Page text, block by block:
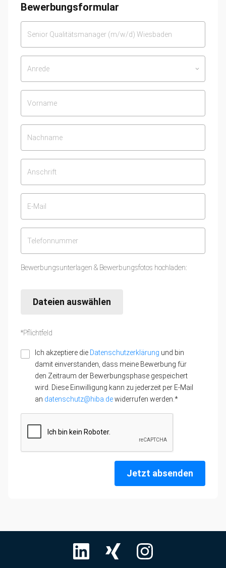
Bewerbungsformular
Anrede keyboard_arrow_down
Bewerbungsunterlagen & Bewerbungsfotos hochladen:
Dateien auswählen
*Pflichtfeld
Ich akzeptiere die Datenschutzerklärung und bin
damit einverstanden, dass meine Bewerbung für
den Zeitraum der Bewerbungsphase gespeichert
wird. Diese Einwilligung kann zu jederzeit per E-Mail
an datenschutz@hiba.dewiderrufen werden.*
Jetzt absenden